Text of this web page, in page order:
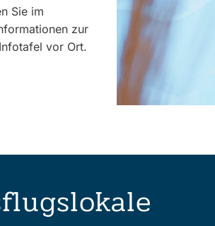
Sie im
zur
vor Ort.